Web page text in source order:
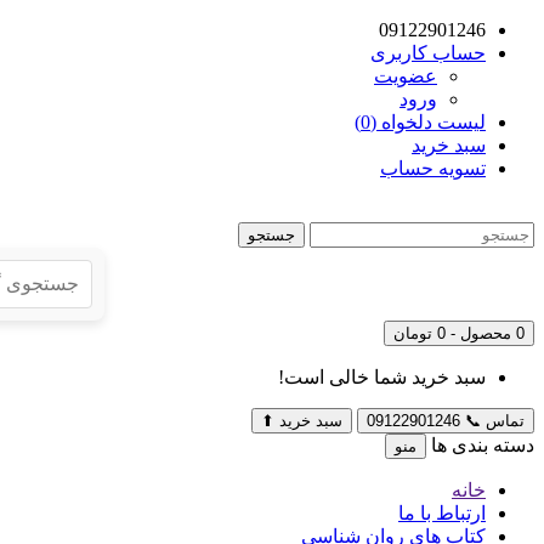
09122901246
حساب کاربری
عضویت
ورود
لیست دلخواه (0)
سبد خرید
تسویه حساب
جستجو
0 محصول - 0 تومان
سبد خرید شما خالی است!
تماس 📞
09122901246 سبد خرید ⬆
دسته بندی ها منو
خانه
ارتباط با ما
کتاب های روان شناسی